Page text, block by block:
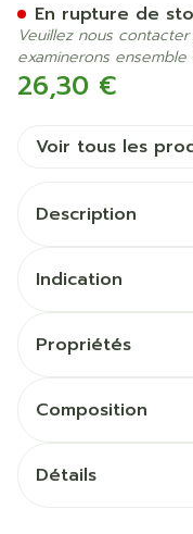
26,30 €
En rupture de
Veuillez nous
examinerons ensemble
Voir tous les
Description
Indication
Propriétés
Fermeture
Coloris
Composition
Détails